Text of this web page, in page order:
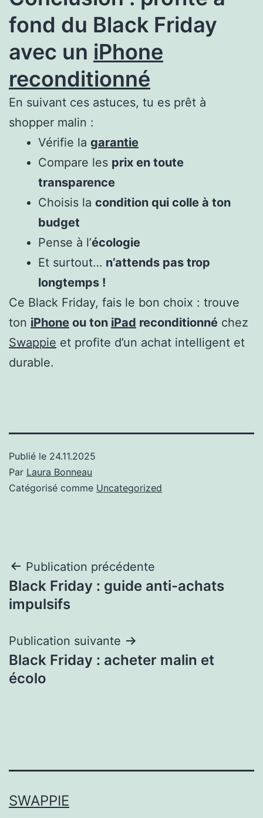
fond du Black Friday
avec un iPhone
reconditionné
En suivant ces astuces, tu es prêt à
shopper malin :
Vérifie la garantie
Compare les prix en toute
transparence
Choisis la condition qui colle à ton
budget
Pense à l’écologie
Et surtout… n’attends pas trop
longtemps !
Ce Black Friday, fais le bon choix : trouve
ton iPhone ou ton iPad reconditionné chez
Swappie et profite d’un achat intelligent et
durable.
Publié le 24.11.2025
Par Laura Bonneau
Catégorisé comme Uncategorized
Post
navigation
Publication précédente
Black Friday : guide anti-achats
impulsifs
Publication suivante
Black Friday : acheter malin et
écolo
SWAPPIE